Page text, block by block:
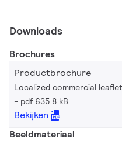
Downloads
Brochures
Productbrochure
Localized commercial
pdf 635.8 kB
Bekijken
Beeldmateriaal